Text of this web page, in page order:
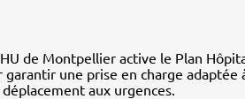
de Montpellier active le Plan
garantir une prise en charge adaptée
aux urgences.